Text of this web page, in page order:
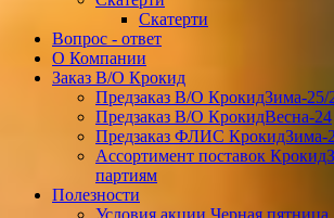
Скатерти
Вопрос - ответ
О Компании
Заказ В/О Крокид
Предзаказ В/О КрокидЗима-25/
Предзаказ В/О КрокидВесна-24
Предзаказ ФЛИС КрокидЗима-
Ассортимент поставок
партиям
Полезности
Условия акции Черная пятница